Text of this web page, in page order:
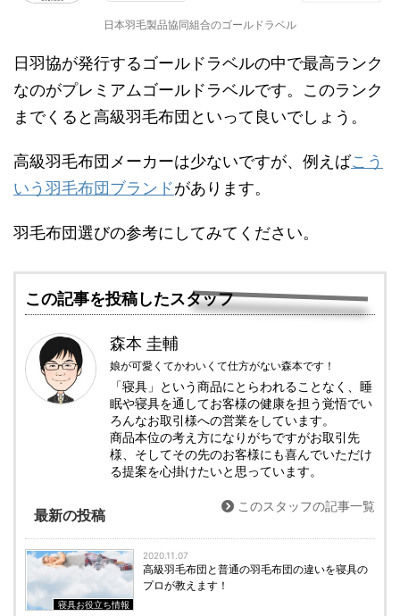
日本羽毛製品協同組合のゴールドラベル
日羽協が発行するゴールドラベルの中で最高ランク
なのがプレミアムゴールドラベルです。このランク
までくると高級羽毛布団といって良いでしょう。
高級羽毛布団メーカーは少ないですが、例えばこう
いう羽毛布団ブランドがあります。
羽毛布団選びの参考にしてみてください。
この記事を投稿したスタッフ
森本 圭輔
娘が可愛くてかわいくて仕方がない森本です！
「寝具」という商品にとらわれることなく、睡
眠や寝具を通してお客様の健康を担う覚悟でい
ろんなお取引様への営業をしています。
商品本位の考え方になりがちですがお取引先
様、そしてその先のお客様にも喜んでいただけ
る提案を心掛けたいと思っています。
最新の投稿
このスタッフの記事一覧
寝具お役立ち情報
2020.11.07
高級羽毛布団と普通の羽毛布団の違いを寝具の
プロが教えます！